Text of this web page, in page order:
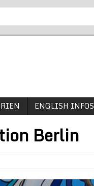
ENGLISH INFOS
Berlin